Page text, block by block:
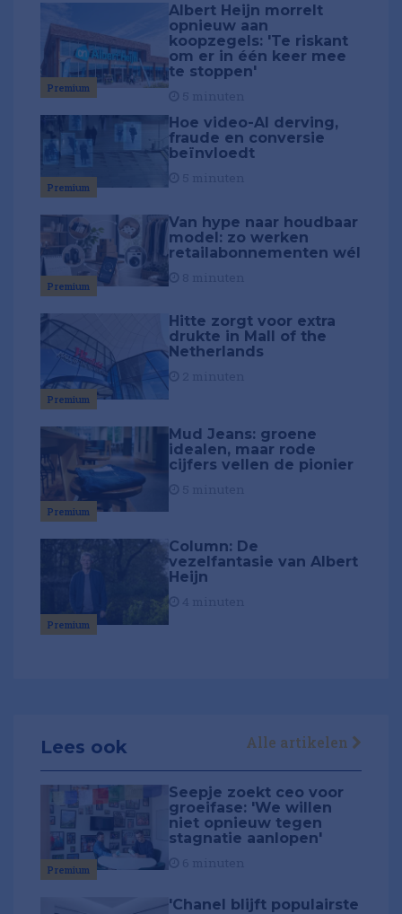
Premium
Albert Heijn morrelt
opnieuw aan
koopzegels: 'Te riskant
om er in één keer mee
te stoppen'
Premium
Hoe video-AI derving,
fraude en conversie
beïnvloedt
Premium
Van hype naar houdbaar
model: zo werken
retailabonnementen wél
Premium
Hitte zorgt voor extra
drukte in Mall of the
Netherlands
Premium
Mud Jeans: groene
idealen, maar rode
cijfers vellen de pionier
Premium
Column: De
vezelfantasie van Albert
Heijn
Lees ook Alle artikelen
Premium
Seepje zoekt ceo voor
groeifase: 'We willen
niet opnieuw tegen
stagnatie aanlopen'
'Chanel blijft populairste